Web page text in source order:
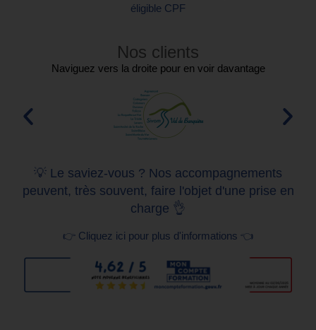
éligible CPF
Nos clients
Naviguez vers la droite pour en voir davantage
💡 Le saviez-vous ? Nos accompagnements
peuvent, très souvent, faire l'objet d'une prise en
charge 👌
👉 Cliquez ici pour plus d'informations 👈